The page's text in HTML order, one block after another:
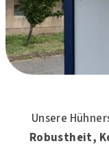
Unsere
Robustheit,